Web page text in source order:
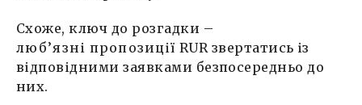
Схоже, ключ до розгадки –
люб’язні пропозиції RUR звертатись із
відповідними заявками безпосередньо до
них.